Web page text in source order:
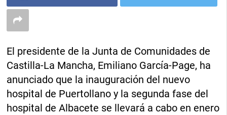
El presidente de la Junta de Comunidades de
Castilla-La Mancha, Emiliano García-Page, ha
anunciado que la inauguración del nuevo
hospital de Puertollano y la segunda fase del
hospital de Albacete se llevará a cabo en enero